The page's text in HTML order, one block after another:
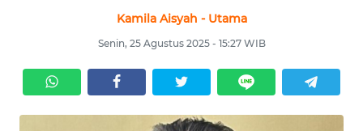
Kamila Aisyah - Utama
Senin, 25 Agustus 2025 - 15:27 WIB
SERBI
OPINI